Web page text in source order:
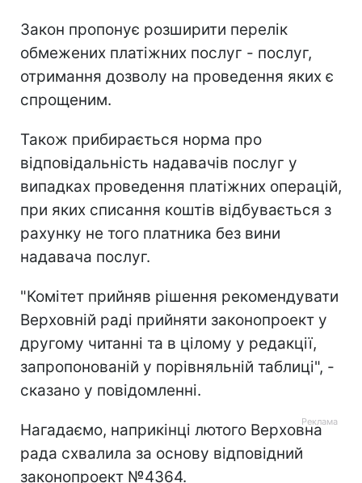
Закон пропонує розширити перелік
обмежених платіжних послуг - послуг,
отримання дозволу на проведення яких є
спрощеним.
Також прибирається норма про
відповідальність надавачів послуг у
випадках проведення платіжних операцій,
при яких списання коштів відбувається з
рахунку не того платника без вини
надавача послуг.
"Комітет прийняв рішення рекомендувати
Верховній раді прийняти законопроект у
другому читанні та в цілому у редакції,
запропонованій у порівняльній таблиці", -
сказано у повідомленні.
Нагадаємо, наприкінці лютого Верховна
рада схвалила за основу відповідний
законопроект №4364.